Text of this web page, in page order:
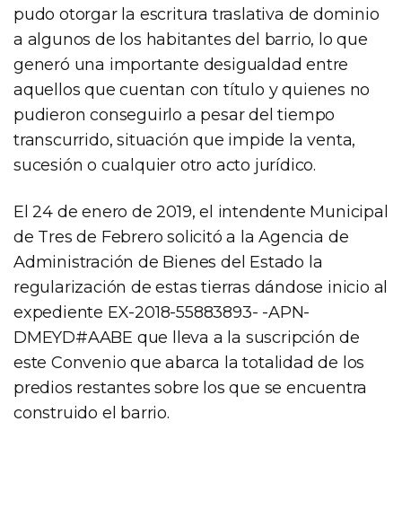
pudo otorgar la escritura traslativa de dominio
a algunos de los habitantes del barrio, lo que
generó una importante desigualdad entre
aquellos que cuentan con título y quienes no
pudieron conseguirlo a pesar del tiempo
transcurrido, situación que impide la venta,
sucesión o cualquier otro acto jurídico.
El 24 de enero de 2019, el intendente Municipal
de Tres de Febrero solicitó a la Agencia de
Administración de Bienes del Estado la
regularización de estas tierras dándose inicio al
expediente EX-2018-55883893- -APN-
DMEYD#AABE que lleva a la suscripción de
este Convenio que abarca la totalidad de los
predios restantes sobre los que se encuentra
construido el barrio.